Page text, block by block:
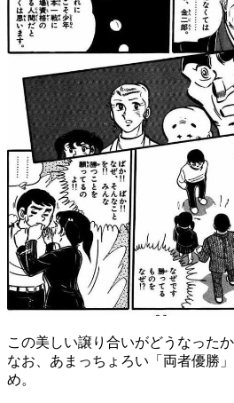
この美しい譲り合いがどうなった
なお、あまっちょろい「両者優勝
め。